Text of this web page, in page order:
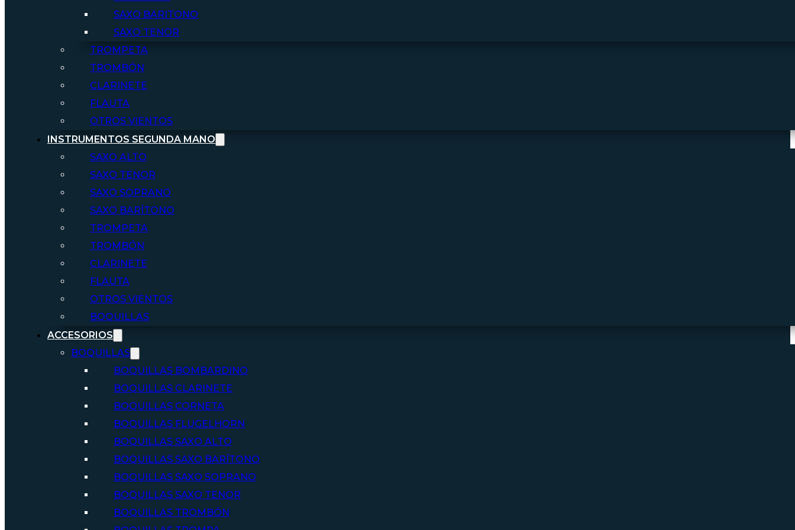
SAXO BARITONO
SAXO TENOR
TROMPETA
TROMBÓN
CLARINETE
FLAUTA
OTROS VIENTOS
INSTRUMENTOS SEGUNDA MANO
SAXO ALTO
SAXO TENOR
SAXO SOPRANO
SAXO BARÍTONO
TROMPETA
TROMBÓN
CLARINETE
FLAUTA
OTROS VIENTOS
BOQUILLAS
ACCESORIOS
BOQUILLAS
BOQUILLAS BOMBARDINO
BOQUILLAS CLARINETE
BOQUILLAS CORNETA
BOQUILLAS FLUGELHORN
BOQUILLAS SAXO ALTO
BOQUILLAS SAXO BARÍTONO
BOQUILLAS SAXO SOPRANO
BOQUILLAS SAXO TENOR
BOQUILLAS TROMBÓN